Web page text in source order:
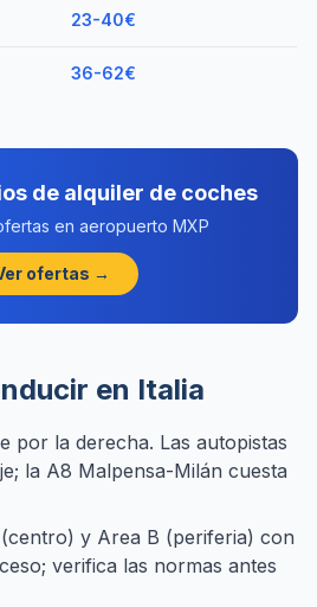
23-40€
36-62€
de alquiler de coches
en aeropuerto MXP
ofertas →
en Italia
por la derecha. Las autopistas
la A8 Malpensa-Milán cuesta
y Area B (periferia) con
verifica las normas antes